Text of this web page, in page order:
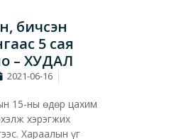
бичсэн
5 сая
– ХУДАЛ
2021-06-16
15-ны өдөр цахим
хэрэгжих
Хараалын үг